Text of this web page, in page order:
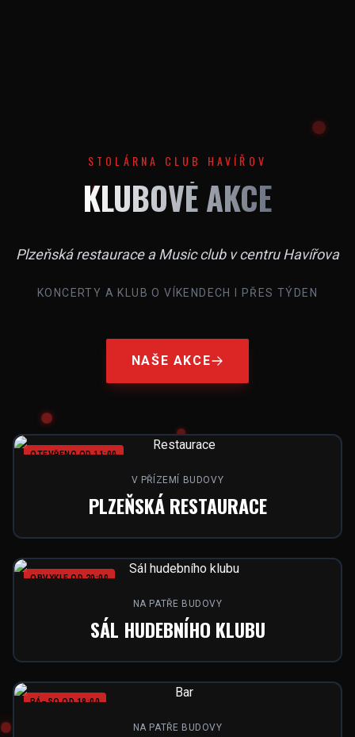
STOLÁRNA CLUB HAVÍŘOV
KLUBOVÉ AKCE
Plzeňská restaurace a Music club v centru Havířova
KONCERTY A KLUB O VÍKENDECH I PŘES TÝDEN
NAŠE AKCE
OTEVŘENO OD 11:00
V PŘÍZEMÍ BUDOVY
PLZEŇSKÁ RESTAURACE
OBVYKLE OD 20:00
NA PATŘE BUDOVY
SÁL HUDEBNÍHO KLUBU
PÁ–SO OD 19:00
NA PATŘE BUDOVY